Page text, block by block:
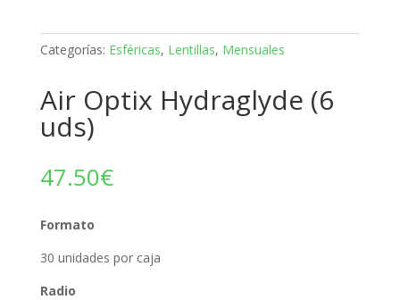
Categorías: Esféricas, Lentillas, Mensuales
Air Optix Hydraglyde (6
uds)
47.50€
Formato
30 unidades por caja
Radio